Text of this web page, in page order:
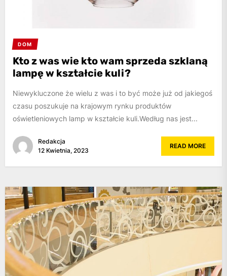
DOM
Kto z was wie kto wam sprzeda szklaną
lampę w kształcie kuli?
Niewykluczone że wielu z was i to być może już od jakiegoś
czasu poszukuje na krajowym rynku produktów
oświetleniowych lamp w kształcie kuli.Według nas jest...
Redakcja
12 Kwietnia, 2023
READ MORE